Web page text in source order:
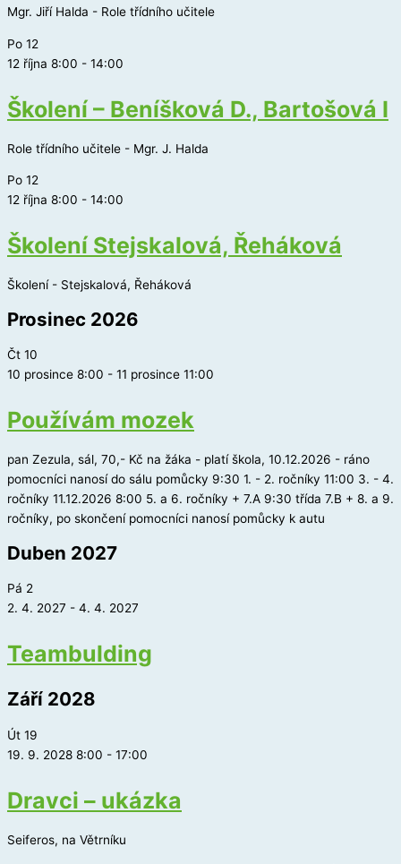
Mgr. Jiří Halda - Role třídního učitele
Po 12
12 října 8:00 - 14:00
Školení – Beníšková D., Bartošová I
Role třídního učitele - Mgr. J. Halda
Po 12
12 října 8:00 - 14:00
Školení Stejskalová, Řeháková
Školení - Stejskalová, Řeháková
Prosinec 2026
Čt 10
10 prosince 8:00 - 11 prosince 11:00
Používám mozek
pan Zezula, sál, 70,- Kč na žáka - platí škola, 10.12.2026 - ráno
pomocníci nanosí do sálu pomůcky 9:30 1. - 2. ročníky 11:00 3. - 4.
ročníky 11.12.2026 8:00 5. a 6. ročníky + 7.A 9:30 třída 7.B + 8. a 9.
ročníky, po skončení pomocníci nanosí pomůcky k autu
Duben 2027
Pá 2
2. 4. 2027 - 4. 4. 2027
Teambulding
Září 2028
Út 19
19. 9. 2028 8:00 - 17:00
Dravci – ukázka
Seiferos, na Větrníku